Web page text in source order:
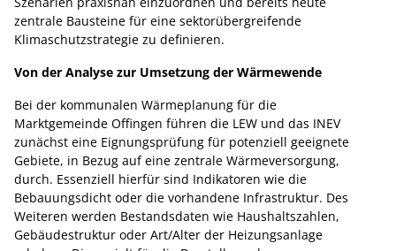
zentrale Bausteine für eine sektorübergreifende
Klimaschutzstrategie zu definieren.
Von der Analyse zur Umsetzung der Wärmewende
Bei der kommunalen Wärmeplanung für die
Marktgemeinde Offingen führen die LEW und das INEV
zunächst eine Eignungsprüfung für potenziell geeignete
Gebiete, in Bezug auf eine zentrale Wärmeversorgung,
durch. Essenziell hierfür sind Indikatoren wie die
Bebauungsdicht oder die vorhandene Infrastruktur. Des
Weiteren werden Bestandsdaten wie Haushaltszahlen,
Gebäudestruktur oder Art/Alter der Heizungsanlage